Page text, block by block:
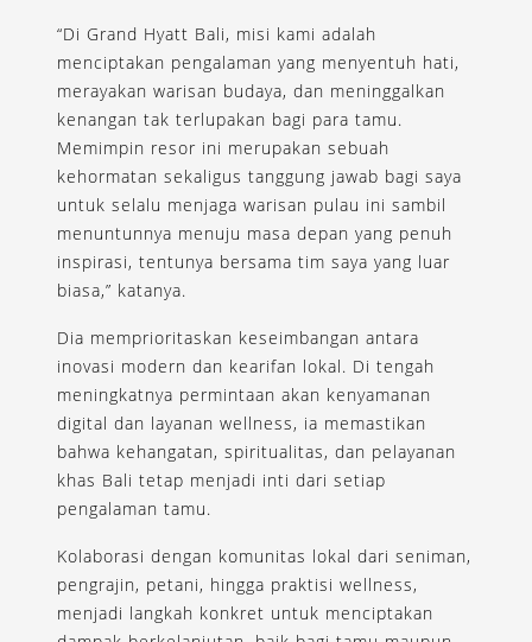
“Di Grand Hyatt Bali, misi kami adalah
menciptakan pengalaman yang menyentuh hati,
merayakan warisan budaya, dan meninggalkan
kenangan tak terlupakan bagi para tamu.
Memimpin resor ini merupakan sebuah
kehormatan sekaligus tanggung jawab bagi saya
untuk selalu menjaga warisan pulau ini sambil
menuntunnya menuju masa depan yang penuh
inspirasi, tentunya bersama tim saya yang luar
biasa,” katanya.
Dia memprioritaskan keseimbangan antara
inovasi modern dan kearifan lokal. Di tengah
meningkatnya permintaan akan kenyamanan
digital dan layanan wellness, ia memastikan
bahwa kehangatan, spiritualitas, dan pelayanan
khas Bali tetap menjadi inti dari setiap
pengalaman tamu.
Kolaborasi dengan komunitas lokal dari seniman,
pengrajin, petani, hingga praktisi wellness,
menjadi langkah konkret untuk menciptakan